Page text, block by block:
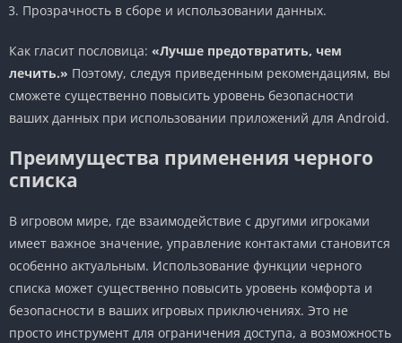
Прозрачность в сборе и использовании данных.
Как гласит пословица: «Лучше предотвратить, чем
лечить.» Поэтому, следуя приведенным рекомендациям, вы
сможете существенно повысить уровень безопасности
ваших данных при использовании приложений для Android.
Преимущества применения черного
списка
В игровом мире, где взаимодействие с другими игроками
имеет важное значение, управление контактами становится
особенно актуальным. Использование функции черного
списка может существенно повысить уровень комфорта и
безопасности в ваших игровых приключениях. Это не
просто инструмент для ограничения доступа, а возможность